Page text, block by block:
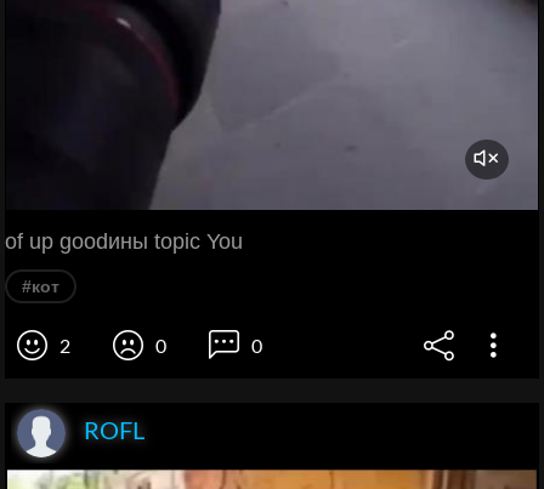
of up goodины topic You
#кот
2 0 0
ROFL